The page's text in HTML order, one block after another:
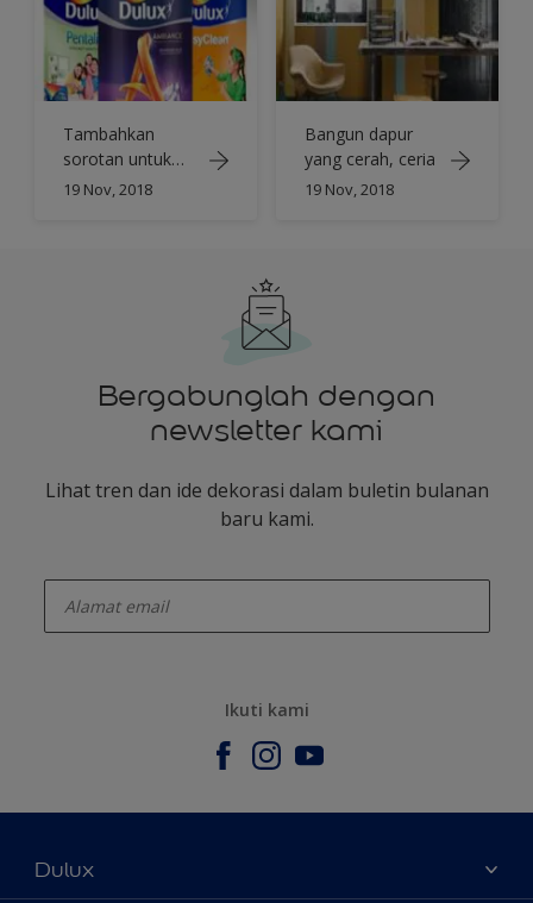
Tambahkan
sorotan untuk
dapur yang
19 Nov, 2018
Bangun dapur
yang cerah, ceria
19 Nov, 2018
Bergabunglah dengan
newsletter kami
Lihat tren dan ide dekorasi dalam buletin bulanan
baru kami.
Ikuti kami
Dulux